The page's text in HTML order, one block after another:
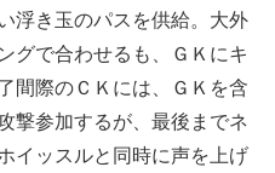
浮き玉のパスを供給。大外
グで合わせるも、ＧＫにキ
間際のＣＫには、ＧＫを含
撃参加するが、最後までネ
イッスルと同時に声を上げ